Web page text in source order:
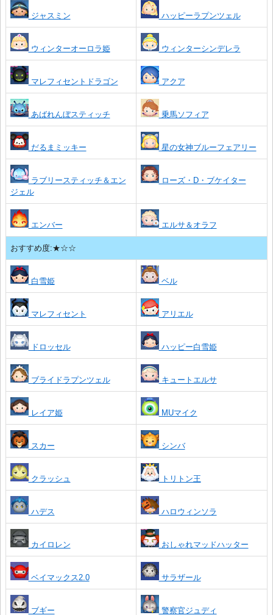
ジャスミン ハッピーラプンツェル
ウィンターオーロラ姫 ウィンターシンデレラ
マレフィセントドラゴン アクア
あばれんぼスティッチ 乗馬ソフィア
だるまミッキー 星の女神ブルーフェアリー
ラブリースティッチ＆エン
ジェル
ローズ・D・ブケイター
エンバー エルサ＆オラフ
おすすめ度:★☆☆
白雪姫 ベル
マレフィセント アリエル
ドロッセル ハッピー白雪姫
ブライドラプンツェル キュートエルサ
レイア姫 MUマイク
スカー シンバ
クラッシュ トリトン王
ハデス ハロウィンソラ
カイロレン おしゃれマッドハッター
ベイマックス2.0 サラザール
ブギー 警察官ジュディ